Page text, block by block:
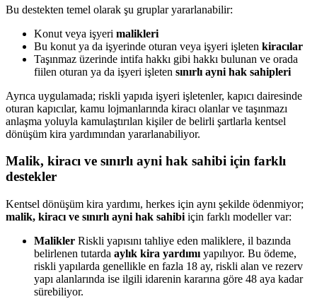
Bu destekten temel olarak şu gruplar yararlanabilir:
Konut veya işyeri malikleri
Bu konut ya da işyerinde oturan veya işyeri işleten kiracılar
Taşınmaz üzerinde intifa hakkı gibi hakkı bulunan ve orada
fiilen oturan ya da işyeri işleten sınırlı ayni hak sahipleri
Ayrıca uygulamada; riskli yapıda işyeri işletenler, kapıcı dairesinde
oturan kapıcılar, kamu lojmanlarında kiracı olanlar ve taşınmazı
anlaşma yoluyla kamulaştırılan kişiler de belirli şartlarla kentsel
dönüşüm kira yardımından yararlanabiliyor.
Malik, kiracı ve sınırlı ayni hak sahibi için farklı
destekler
Kentsel dönüşüm kira yardımı, herkes için aynı şekilde ödenmiyor;
malik, kiracı ve sınırlı ayni hak sahibi için farklı modeller var:
Malikler Riskli yapısını tahliye eden maliklere, il bazında
belirlenen tutarda aylık kira yardımı yapılıyor. Bu ödeme,
riskli yapılarda genellikle en fazla 18 ay, riskli alan ve rezerv
yapı alanlarında ise ilgili idarenin kararına göre 48 aya kadar
sürebiliyor.